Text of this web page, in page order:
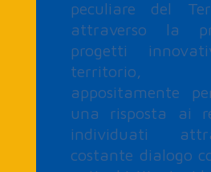
peculiare del
attraverso la
progetti
territorio,
appositamente
una risposta ai
individuati
costante dialogo